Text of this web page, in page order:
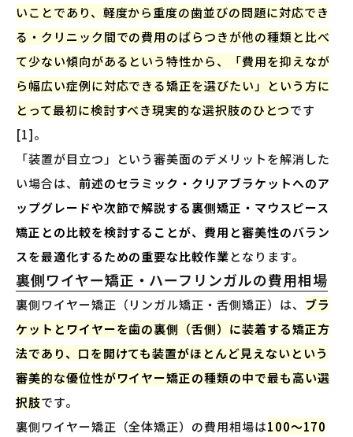
いことであり、軽度から重度の歯並びの問題に対応でき
る・クリニック間での費用のばらつきが他の種類と比べ
て少ない傾向があるという特性から、「費用を抑えなが
ら幅広い症例に対応できる矯正を選びたい」という方に
とって最初に検討すべき現実的な選択肢のひとつです
[1]。
「装置が目立つ」という審美面のデメリットを解消した
い場合は、 前述のセラミック・クリアブラケットへのア
ップグレードや次節で解説する裏側矯正・マウスピース
矯正との比較を検討することが、費用と審美性のバラン
スを最適化するための重要な比較作業となります。
裏側ワイヤー矯正・ハーフリンガルの費用相場
裏側ワイヤー矯正（リンガル矯正・舌側矯正）は、 ブラ
ケットとワイヤーを歯の裏側（舌側）に装着する矯正方
法であり、口を開けても装置がほとんど見えないという
審美的な優位性がワイヤー矯正の種類の中で最も高い選
択肢です。
裏側ワイヤー矯正（全体矯正）の費用相場は100〜170